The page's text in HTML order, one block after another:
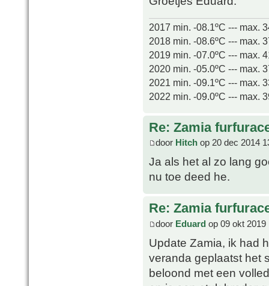
2017 min. -08.1ºC --- max.
2018 min. -08.6ºC --- max.
2019 min. -07.0ºC --- max.
2020 min. -05.0ºC --- max.
2021 min. -09.1ºC --- max.
2022 min. -09.0ºC --- max.
Re: Zamia
door Hitch op 20 dec 2014
Ja als het al zo lang
nu toe deed he.
Re: Zamia
door Eduard op 09 okt 2019
Update Zamia, ik had
veranda geplaatst het
beloond met een